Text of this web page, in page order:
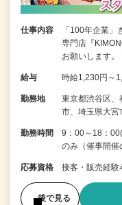
仕事内容
「100年企業
専門店『
お願いします
給与 時給1,230円～
勤務地
東京都渋谷区、
市、埼玉県大宮
勤務時間
9：00～18：
のみ（催事開催
応募資格 接客・販売経験
後で見る